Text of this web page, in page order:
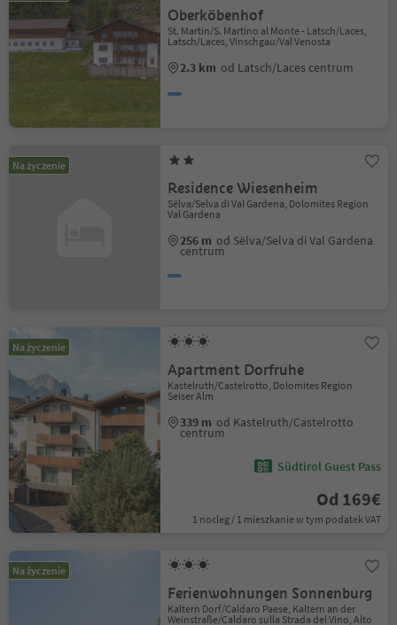
Oberköbenhof
St. Martin/S. Martino al Monte - Latsch/Laces,
Latsch/Laces, Vinschgau/Val Venosta
2.3 km od Latsch/Laces centrum
Na życzenie
Residence Wiesenheim
Sëlva/Selva di Val Gardena, Dolomites Region
Val Gardena
256 m od Sëlva/Selva di Val Gardena
centrum
Na życzenie
Apartment Dorfruhe
Kastelruth/Castelrotto, Dolomites Region
Seiser Alm
339 m od Kastelruth/Castelrotto
centrum
Südtirol Guest Pass
Od 169€
1 nocleg / 1 mieszkanie w tym podatek VAT
Na życzenie
Ferienwohnungen Sonnenburg
Kaltern Dorf/Caldaro Paese, Kaltern an der
Weinstraße/Caldaro sulla Strada del Vino, Alto